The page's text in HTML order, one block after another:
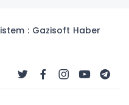
: Gazisoft Haber